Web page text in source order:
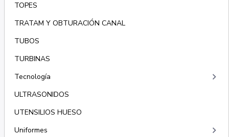
TOPES
TRATAM Y OBTURACIÓN CANAL
TUBOS
TURBINAS
Tecnología
keyboard_arrow_right
ULTRASONIDOS
UTENSILIOS HUESO
Uniformes
keyboard_arrow_right